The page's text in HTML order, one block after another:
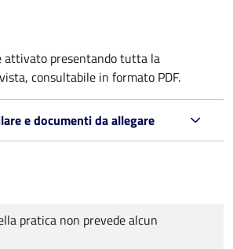
attivato presentando tutta la
consultabile in formato PDF.
e documenti da allegare
pratica non prevede alcun